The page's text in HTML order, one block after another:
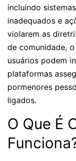
incluindo
inadequados e
violarem as
de comunidade,
usuários podem
plataformas
pormenores
ligados.
O Que É